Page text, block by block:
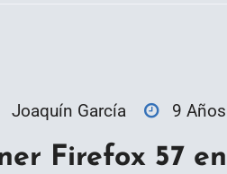
Joaquín García 9
Firefox 57